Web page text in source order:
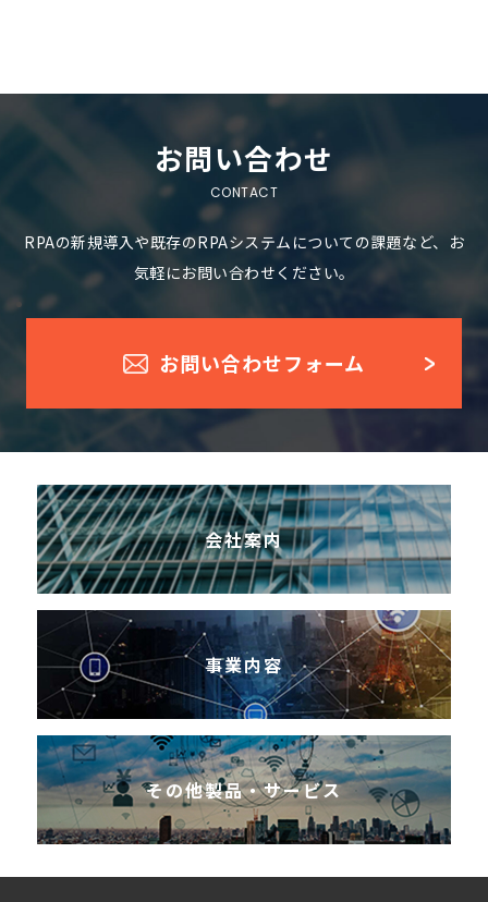
お問い合わせ
RPAの新規導入や既存のRPAシステムについての課題など、お
気軽にお問い合わせください。
お問い合わせフォーム
会社案内
事業内容
その他製品・サービス